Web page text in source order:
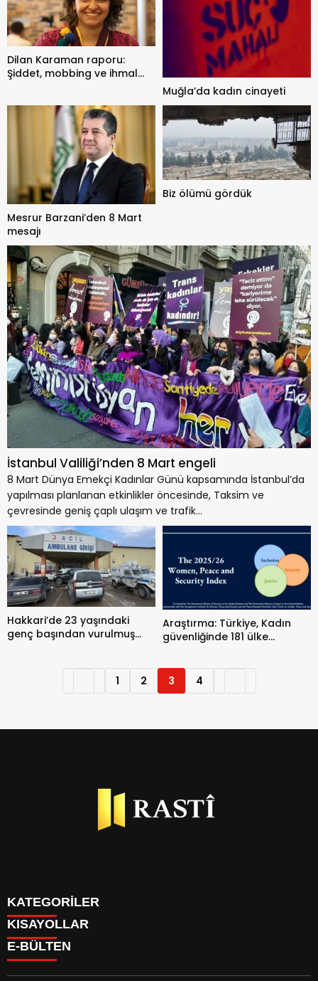
Dilan Karaman raporu:
Şiddet, mobbing ve ihmal
Muğla’da kadın cinayeti
Mesrur Barzani’den 8 Mart
mesajı
İstanbul Valiliği’nden 8 Mart engeli
8 Mart Dünya Emekçi Kadınlar Günü kapsamında İstanbul’da
yapılması planlanan etkinlikler öncesinde, Taksim ve
çevresinde geniş çaplı ulaşım ve trafik...
Biz ölümü gördük
Hakkari’de 23 yaşındaki
genç başından vurulmuş
Araştırma: Türkiye, Kadın
güvenliğinde 181 ülke
1 2 3 4
KATEGORİLER
BİYOGRAFİLER
DÜNYA
KISAYOLLAR
YAZARLAR
PARİTELER
E-BÜLTEN